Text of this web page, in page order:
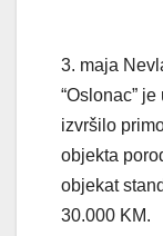
3. maja
“Oslonac”
izvršilo
objekta
objekat
30.000 KM.